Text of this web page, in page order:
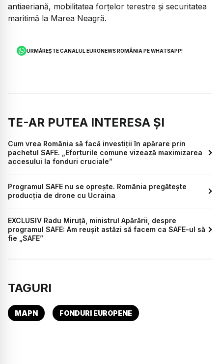
antiaeriană, mobilitatea forțelor terestre și securitatea
maritimă la Marea Neagră.
URMĂREȘTE CANALUL EURONEWS ROMÂNIA PE WHATSAPP!
TE-AR PUTEA INTERESA ȘI
Cum vrea România să facă investiții în apărare prin
pachetul SAFE. „Eforturile comune vizează maximizarea
accesului la fonduri cruciale”
Programul SAFE nu se oprește. România pregătește
producția de drone cu Ucraina
EXCLUSIV Radu Miruță, ministrul Apărării, despre
programul SAFE: Am reușit astăzi să facem ca SAFE-ul să
fie „SAFE”
TAGURI
MAPN FONDURI EUROPENE